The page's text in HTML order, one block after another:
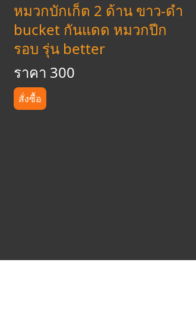
หมวกบักเก็ต 2 ด้าน ขาว-ดำ
bucket กันแดด หมวกปีก
รอบ รุ่น better
ราคา 300
สั่งซื้อ